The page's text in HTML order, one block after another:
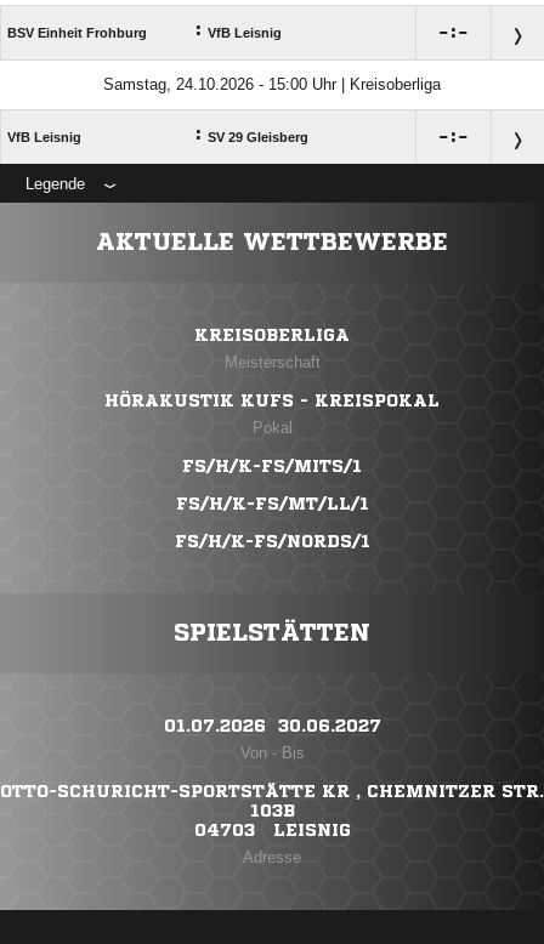
BSV Einheit Frohburg : VfB Leisnig :
Samstag, 24.10.2026 - 15:00 Uhr | Kreisoberliga
VfB Leisnig : SV 29 Gleisberg :
Legende
AKTUELLE WETTBEWERBE
KREISOBERLIGA
Meisterschaft
HÖRAKUSTIK KUFS - KREISPOKAL
Pokal
FS/H/K-FS/MITS/1
FS/H/K-FS/MT/LL/1
FS/H/K-FS/NORDS/1
SPIELSTÄTTEN
01.07.2026 ​ 30.06.2027
Von - Bis
OTTO-SCHURICHT-SPORTSTÄTTE KR , CHEMNITZER STR.
103B
04703 LEISNIG
Adresse